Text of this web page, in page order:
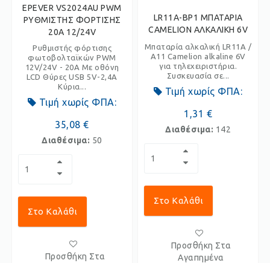
EPEVER VS2024AU PWM
ΡΥΘΜΙΣΤΗΣ ΦΟΡΤΙΣΗΣ
20A 12/24V
Ρυθμιστής φόρτισης
φωτοβολταϊκών PWM
12V/24V - 20A Με οθόνη
LCD Θύρες USB 5V-2,4A
Κύρια...
Τιμή χωρίς ΦΠΑ:
35,08 €
Διαθέσιμα: 50
Στο Καλάθι
Προσθήκη Στα
LR11A-BP1 ΜΠΑΤΑΡΙΑ
CAMELION ΑΛΚΑΛΙΚΗ 6V
Μπαταρία αλκαλική LR11A /
A11 Camelion alkaline 6V
για τηλεχειριστήρια.
Συσκευασία σε...
Τιμή χωρίς ΦΠΑ:
1,31 €
Διαθέσιμα: 142
Στο Καλάθι
Προσθήκη Στα
Αγαπημένα